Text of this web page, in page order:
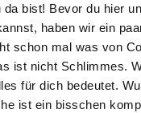
da bist! Bevor du hier
haben wir ein
schon mal was von
ist nicht Schlimmes.
für dich bedeutet.
ist ein bisschen
auch kurzfristig
Ausbildungen /
je nach